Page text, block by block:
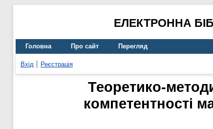
ЕЛЕКТРОННА
Головна Про сайт Перегляд
Вхід Реєстрація
Теоретико-
компетентності